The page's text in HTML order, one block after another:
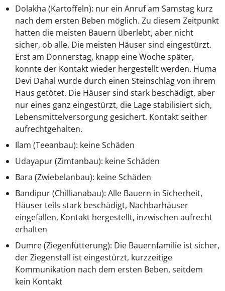
Dolakha (Kartoffeln): nur ein Anruf am Samstag kurz
nach dem ersten Beben möglich. Zu diesem Zeitpunkt
hatten die meisten Bauern überlebt, aber nicht
sicher, ob alle. Die meisten Häuser sind eingestürzt.
Erst am Donnerstag, knapp eine Woche später,
konnte der Kontakt wieder hergestellt werden. Huma
Devi Dahal wurde durch einen Steinschlag von ihrem
Haus getötet. Die Häuser sind stark beschädigt, aber
nur eines ganz eingestürzt, die Lage stabilisiert sich,
Lebensmittelversorgung gesichert. Kontakt seither
aufrechtgehalten.
Ilam (Teeanbau): keine Schäden
Udayapur (Zimtanbau): keine Schäden
Bara (Zwiebelanbau): keine Schäden
Bandipur (Chillianabau): Alle Bauern in Sicherheit,
Häuser teils stark beschädigt, Nachbarhäuser
eingefallen, Kontakt hergestellt, inzwischen aufrecht
erhalten
Dumre (Ziegenfütterung): Die Bauernfamilie ist sicher,
der Ziegenstall ist eingestürzt, kurzzeitige
Kommunikation nach dem ersten Beben, seitdem
kein Kontakt